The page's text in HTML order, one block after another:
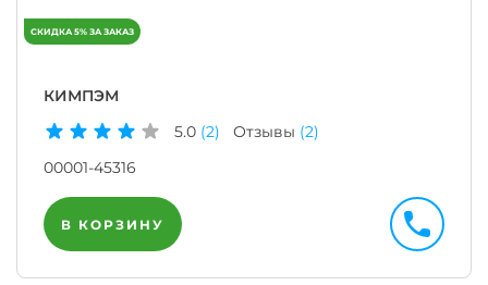
КИМПЭМ
5.0 (2) Отзывы (2)
00001-45316
В КОРЗИНУ